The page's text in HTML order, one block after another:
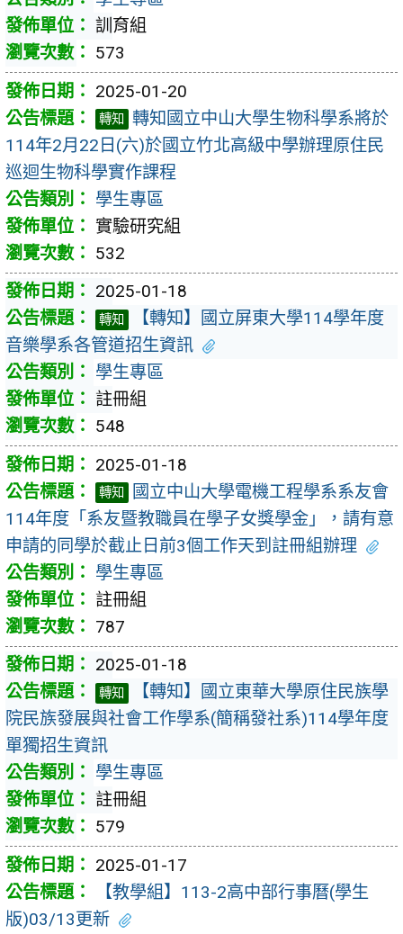
訓育組
573
2025-01-20
轉知
轉知國立中山大學生物科學系將於
114年2月22日(六)於國立竹北高級中學辦理原住民
巡迴生物科學實作課程
學生專區
實驗研究組
532
2025-01-18
轉知
【轉知】國立屏東大學114學年度
音樂學系各管道招生資訊
學生專區
註冊組
548
2025-01-18
轉知
國立中山大學電機工程學系系友會
114年度「系友暨教職員在學子女獎學金」，請有意
申請的同學於截止日前3個工作天到註冊組辦理
學生專區
註冊組
787
2025-01-18
轉知
【轉知】國立東華大學原住民族學
院民族發展與社會工作學系(簡稱發社系)114學年度
單獨招生資訊
學生專區
註冊組
579
2025-01-17
【教學組】113-2高中部行事曆(學生
版)03/13更新